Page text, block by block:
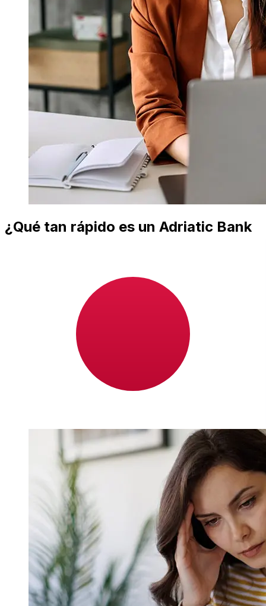
¿Qué tan rápido es un Adriatic Bank
Los tiempos de entrega para transferencias
internacionales con Adriatic Bank Montenegro de Países
Miembros del Euro a Japón varían según el método de
pago y el momento de la transacción. Normalmente, las
transferencias bancarias internacionales tardan entre 1
y 5 días laborables. Factores como los festivos
bancarios y los controles de seguridad también pueden
afectar la entrega. Comprueba los tiempos límite de
Adriatic Bank AD Podgoricapara evitar retrasos.